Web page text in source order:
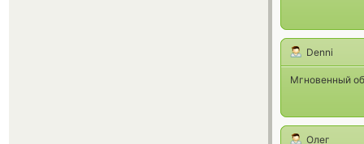
Denni
Мгновенный
Олег